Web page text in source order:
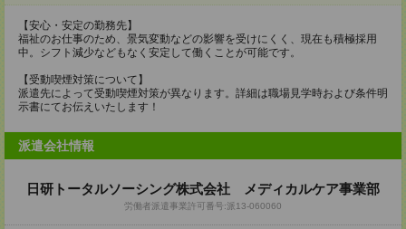
【安心・安定の勤務先】
福祉のお仕事のため、景気変動などの影響を受けにくく、現在も積極採用
中。シフト減少などもなく安定して働くことが可能です。
【受動喫煙対策について】
派遣先によって受動喫煙対策が異なります。詳細は職場見学時および条件明
示書にてお伝えいたします！
派遣会社情報
日研トータルソーシング株式会社 メディカルケア事業部
労働者派遣事業許可番号:派13-060060